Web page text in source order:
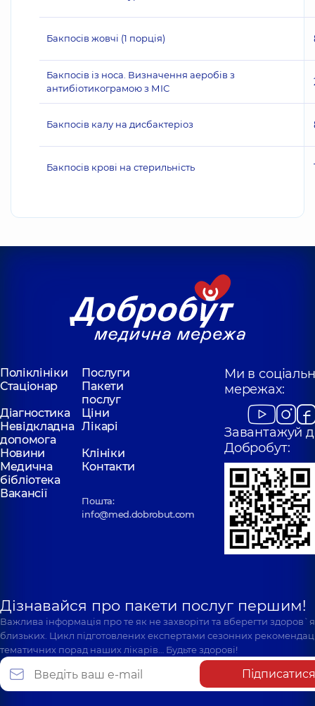
Бакпосів жовчі (1 порція)
Бакпосів із носа. Визначення аеробів з
антибіотикограмою з МІС
Бакпосів калу на дисбактеріоз
Бакпосів крові на стерильність
Поліклініки
Послуги
Стаціонар
Пакети
послуг
Діагностика
Ціни
Невідкладна
допомога
Лікарі
Новини
Клініки
Медична
бібліотека
Контакти
Вакансії
Пошта:
info@med.dobrobut.com
Ми в
мережах:
Завантажуй
Добробут:
Дізнавайся про пакети послуг першим!
Важлива інформація про те як не захворіти та вберегти
близьких. Цикл підготовлених експертами сезонних
тематичних порад наших лікарів… Будьте здорові!
Підписатися